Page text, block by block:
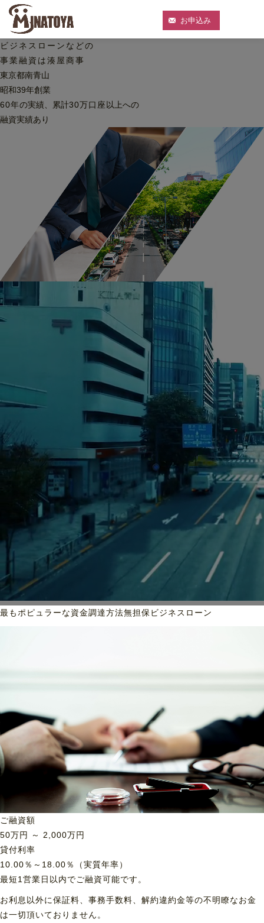
お申込み
ビジネスローンなどの
事業融資は湊屋商事
東京都南青山
昭和39年創業
60年の実績、累計30万口座 以上への
融資実績あり
最もポピュラーな資金調達方法無担保ビジネスローン
ご融資額
50万円 ～ 2,000万円
貸付利率
10.00％～18.00％（実質年率）
最短1営業日以内でご融資可能です。
お利息以外に保証料、事務手数料、解約違約金等の不明瞭なお金
は一切頂いておりません。